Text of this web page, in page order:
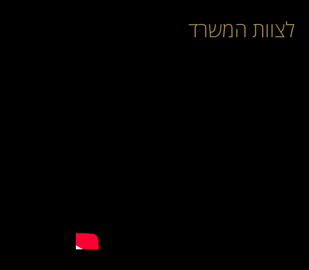
לצוות המשרד